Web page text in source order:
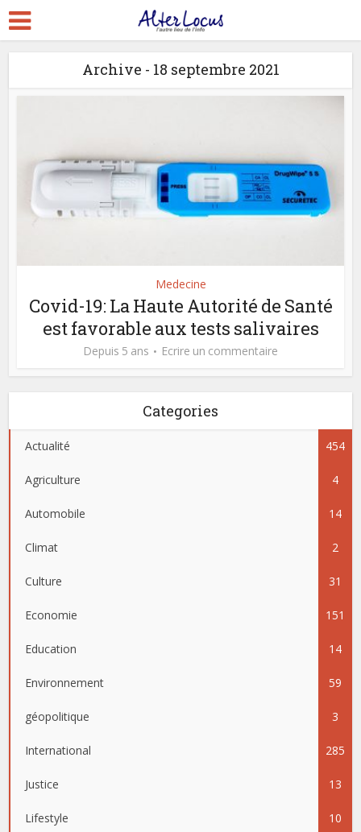
Archive - 18 septembre 2021
Medecine
Covid-19: La Haute Autorité de Santé
est favorable aux tests salivaires
Depuis 5 ans Ecrire un commentaire
Categories
Actualité 454
Agriculture 4
Automobile 14
Climat 2
Culture 31
Economie 151
Education 14
Environnement 59
géopolitique 3
International 285
Justice 13
Lifestyle 10